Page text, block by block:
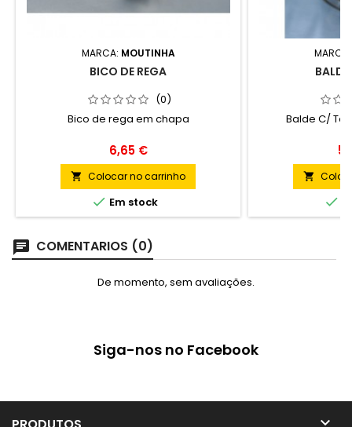
MARCA: MOUTINHA
BICO DE REGA
(0)
Bico de rega em chapa
Preço
6,65 €
 Colocar no carrinho
 Em stock
Balde C/


COMENTARIOS (0)
De momento, sem avaliações.
Siga-nos no Facebook
